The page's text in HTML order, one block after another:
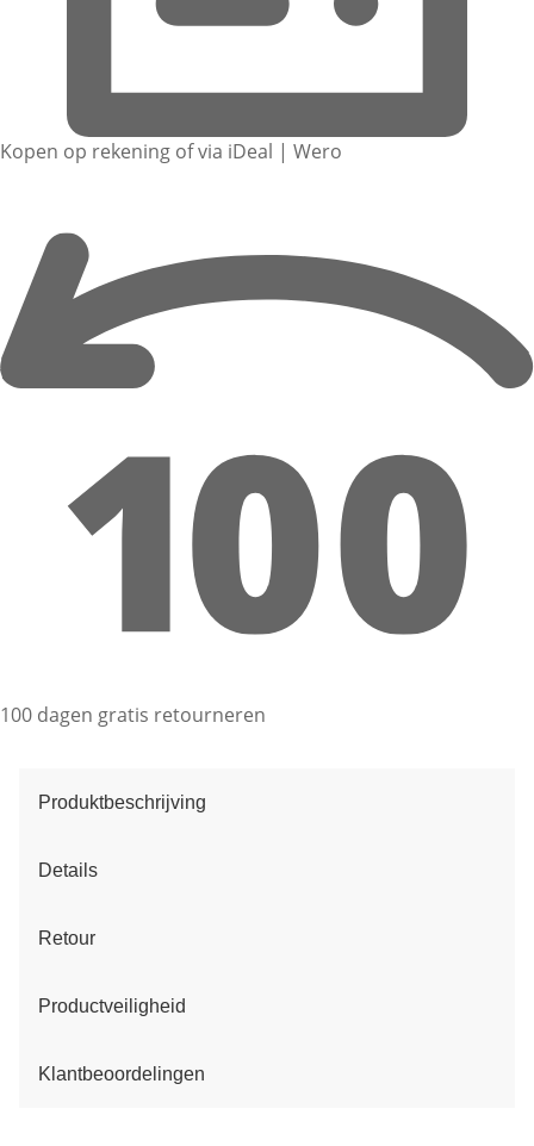
Kopen op rekening of via iDeal | Wero
100 dagen gratis retourneren
Produktbeschrijving
Details
Retour
Productveiligheid
Klantbeoordelingen